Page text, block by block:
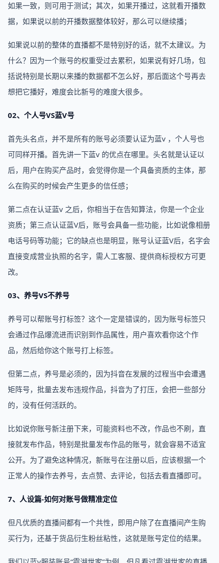
如果一致，则可用于测试；其次，如果开播过，这就看开播数
据，如果说以前的开播数据整体较好，那么可以继续播；
如果说以前的整体的直播都不是特别好的话，就不太建议。为
什么？因为一个账号的权重受过去累积，如果说有好几场，包
括说特别是长期以来播的数据都不怎么好，那后面这个号再去
想把它播好，难度会比新号的难度大很多。
02、个人号VS蓝V号
首先头名点，并不是所有的账号必须要认证为蓝v ，个人号也
可同样开播。首先讲一下蓝v 的优点在哪里。头名就是认证以
后，用户在购买产品时，会觉得你是一个具备资质的主体，那
么在购买的时候会产生更多的信任感；
第二点在认证蓝v 之后，你相当于在告知算法，你是一个企业
资质；第三点认证蓝V后，账号会具备一些功能，比如说像相册
电话号码等功能；它的缺点也是明显，账号认证蓝V后，名字会
直接变成营业执照的名字，需人工客服、提供商标授权方可更
改。
03、养号VS不养号
养号可以帮账号打标签？这个一定是错误的，因为账号标签只
会通过作品爆流进而识别到作品属性，用户喜欢看你这个作
品，然后给你这个账号打上标签。
但第二点，养号是必须的，因为抖音在发展的过程当中会遭遇
矩阵号，批量去发布违规作品，抖音为了打压，会把一些部分
的，没有任何活跃的。
比如说你账号新注册下来，可能资料也不改，作品也不刷，直
接就发布作品，特别是批量发布作品的账号，就会容易不适宜
公开。为了避免这种情况，新账号在注册以后，应该根据一个
正常人的操作去养号，去点赞、去评论，包括去看直播即可。
7、人设篇-如何对账号做精准定位
但凡优质的直播间都有一个共性，即用户除了在直播间产生购
买行为，还基于货品衍生粉丝粘性，这就是账号定位的结果。